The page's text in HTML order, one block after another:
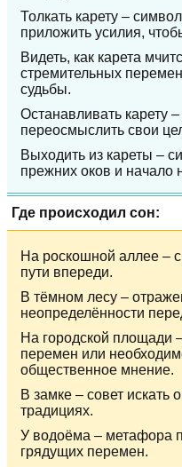
Толкать карету –
приложить усилия,
Видеть, как карета
стремительных
судьбы.
Останавливать карету
переосмыслить свои
Выходить из кареты –
прежних оков и начало
Где происходил сон:
На роскошной аллее –
пути впереди.
В тёмном лесу –
неопределённости
На городской площади
перемен или
общественное мнение.
В замке – совет искать
традициях.
У водоёма – метафора
грядущих перемен.